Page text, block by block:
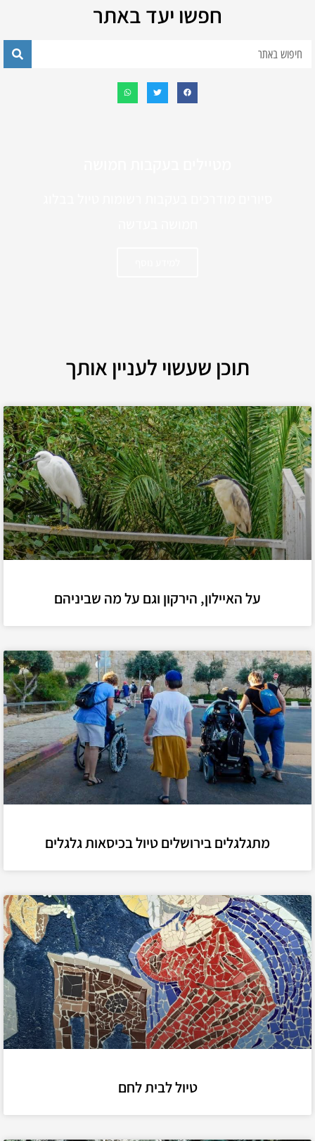
חפשו יעד באתר
תוכן שעשוי לעניין אותך
על האיילון, הירקון וגם על מה שביניהם
מתגלגלים בירושלים טיול בכיסאות גלגלים
טיול לבית לחם